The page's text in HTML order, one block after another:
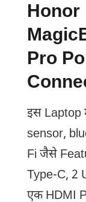
Honor
Pro
इस Laptop
sensor,
Fi जैसे
Type-C, 2
एक HDMI